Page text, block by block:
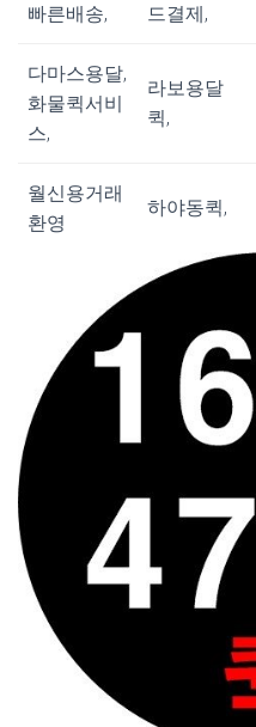
빠른배송,
드결제,
다마스용달,
화물퀵서비
스,
라보용달
퀵,
월신용거래
환영
하야동퀵,